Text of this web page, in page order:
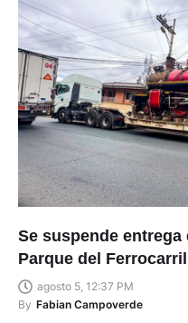
Se suspende
Parque del
agosto 5, 12:37 PM
By Fabian Campoverde